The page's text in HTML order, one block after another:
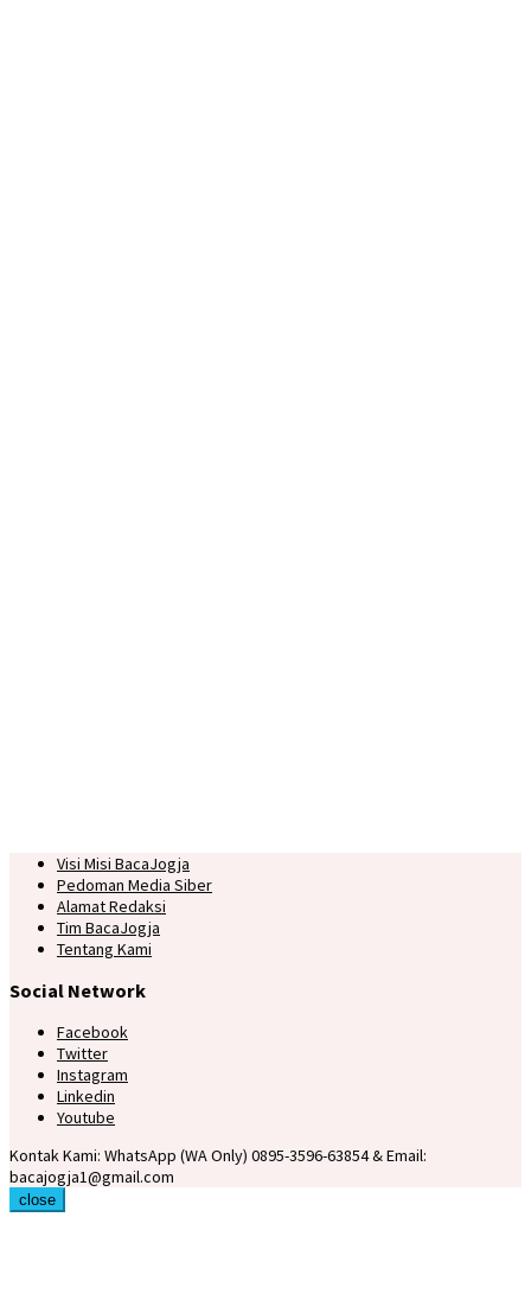
Visi Misi BacaJogja
Pedoman Media Siber
Alamat Redaksi
Tim BacaJogja
Tentang Kami
Social Network
Facebook
Twitter
Instagram
Linkedin
Youtube
Kontak Kami: WhatsApp (WA Only) 0895-3596-63854 & Email:
bacajogja1@gmail.com
close